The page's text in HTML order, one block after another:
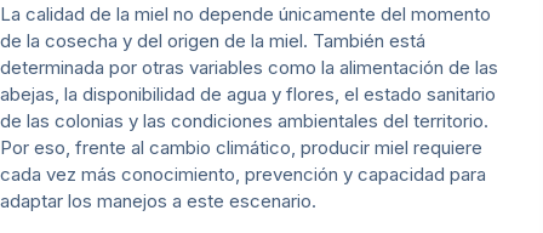
La calidad de la miel no depende únicamente del momento
de la cosecha y del origen de la miel. También está
determinada por otras variables como la alimentación de las
abejas, la disponibilidad de agua y flores, el estado sanitario
de las colonias y las condiciones ambientales del territorio.
Por eso, frente al cambio climático, producir miel requiere
cada vez más conocimiento, prevención y capacidad para
adaptar los manejos a este escenario.